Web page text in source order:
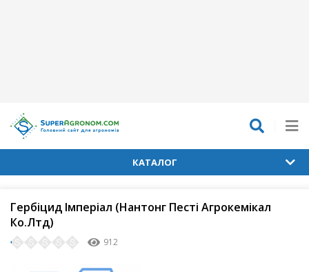
КАТАЛОГ
Гербіцид Імперіал (Нантонг Песті Агрокемікал
Ко.Лтд)
912